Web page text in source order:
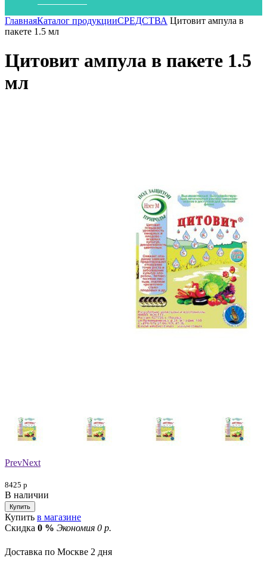
ГлавнаяКаталог продукцииСРЕДСТВА Цитовит ампула в
пакете 1.5 мл
Цитовит ампула в пакете 1.5
мл
PrevNext
8425 р
В наличии
Купить в магазине
Скидка 0 % Экономия 0 р.
Доставка по Москве 2 дня